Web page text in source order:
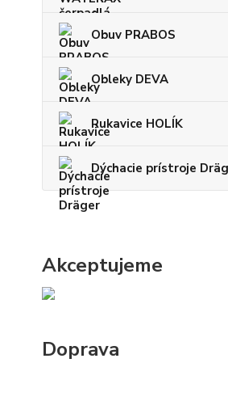
Obuv PRABOS
Obleky DEVA
Rukavice HOLÍK
Dýchacie prístroje
Akceptujeme
Doprava